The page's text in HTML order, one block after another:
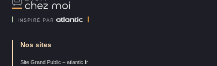
Chez
Nos sites
Site Grand Public – atlantic.fr